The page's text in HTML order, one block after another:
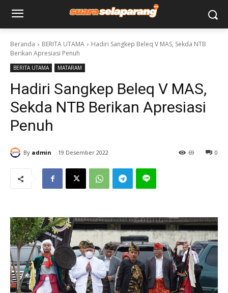
Beranda BERITA UTAMA
Hadiri Sangkep Beleq V MAS, Sekda NTB
Berikan Apresiasi Penuh
BERITA UTAMA MATARAM
Hadiri Sangkep Beleq V MAS,
Sekda NTB Berikan Apresiasi
Penuh
By admin 19 Desember 2022 0
69